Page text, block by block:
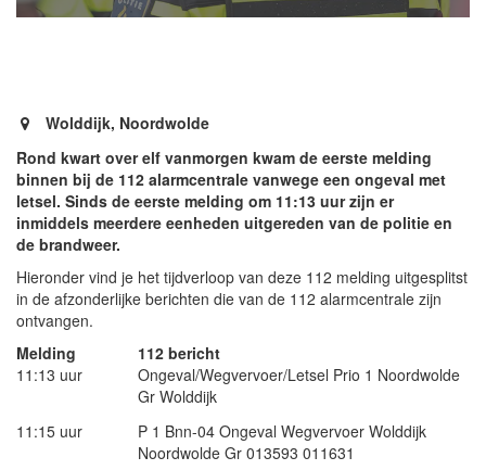
Wolddijk, Noordwolde
Rond kwart over elf vanmorgen kwam de eerste melding
binnen bij de 112 alarmcentrale vanwege een ongeval met
letsel. Sinds de eerste melding om 11:13 uur zijn er
inmiddels meerdere eenheden uitgereden van de politie en
de brandweer.
Hieronder vind je het tijdverloop van deze 112 melding uitgesplitst
in de afzonderlijke berichten die van de 112 alarmcentrale zijn
ontvangen.
Melding
112 bericht
11:13 uur
Ongeval/Wegvervoer/Letsel Prio 1 Noordwolde
Gr Wolddijk
11:15 uur
P 1 Bnn-04 Ongeval Wegvervoer Wolddijk
Noordwolde Gr 013593 011631